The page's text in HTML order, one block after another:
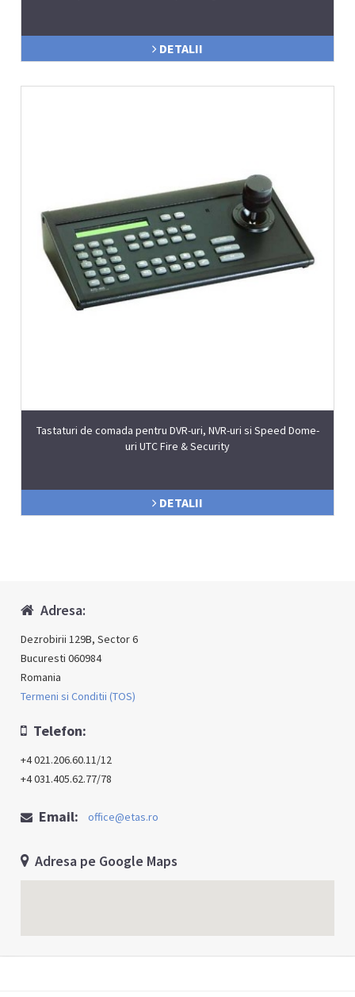
DETALII
Tastaturi de comada pentru DVR-uri, NVR-uri si Speed Dome-
uri UTC Fire & Security
DETALII
Adresa:
Dezrobirii 129B, Sector 6
Bucuresti 060984
Romania
Termeni si Conditii (TOS)
Telefon:
+4 021.206.60.11/12
+4 031.405.62.77/78
Email:office@etas.ro
Adresa pe Google Maps